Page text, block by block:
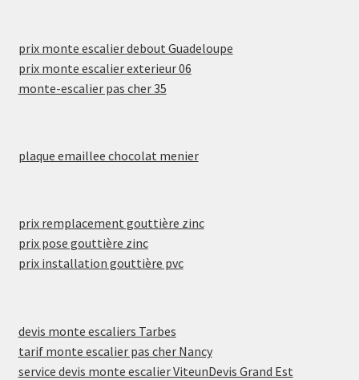
prix monte escalier debout Guadeloupe
prix monte escalier exterieur 06
monte-escalier pas cher 35
plaque emaillee chocolat menier
prix remplacement gouttière zinc
prix pose gouttière zinc
prix installation gouttière pvc
devis monte escaliers Tarbes
tarif monte escalier pas cher Nancy
service devis monte escalier ViteunDevis Grand Est